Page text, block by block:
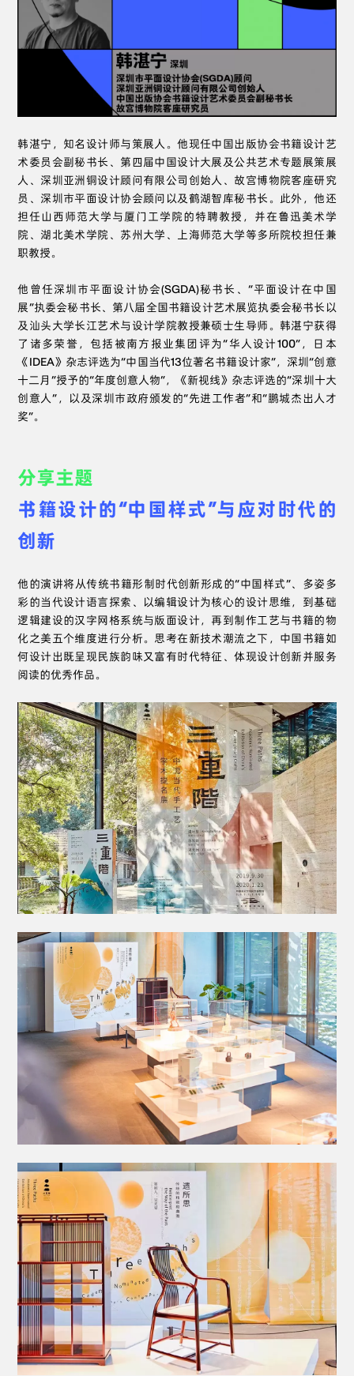
韩湛宁，知名设计师与策展人。他现任中国出版协会书籍设计艺
术委员会副秘书长、第四届中国设计大展及公共艺术专题展策展
人、深圳亚洲铜设计顾问有限公司创始人、故宫博物院客座研究
员、深圳市平面设计协会顾问以及鹤湖智库秘书长。此外，他还
担任山西师范大学与厦门工学院的特聘教授，并在鲁迅美术学
院、湖北美术学院、苏州大学、上海师范大学等多所院校担任兼
职教授。
他曾任深圳市平面设计协会(SGDA)秘书长、“平面设计在中国
展”执委会秘书长、第八届全国书籍设计艺术展览执委会秘书长以
及汕头大学长江艺术与设计学院教授兼硕士生导师。韩湛宁获得
了诸多荣誉，包括被南方报业集团评为“华人设计100”，日本
《IDEA》杂志评选为“中国当代13位著名书籍设计家”，深圳“创意
十二月”授予的“年度创意人物”，《新视线》杂志评选的“深圳十大
创意人”，以及深圳市政府颁发的“先进工作者”和“鹏城杰出人才
奖”。
分享主题
书籍设计的“中国样式”与应对时代的
创新
他的演讲将从传统书籍形制时代创新形成的“中国样式”、多姿多
彩的当代设计语言探索、以编辑设计为核心的设计思维，到基础
逻辑建设的汉字网格系统与版面设计，再到制作工艺与书籍的物
化之美五个维度进行分析。思考在新技术潮流之下，中国书籍如
何设计出既呈现民族韵味又富有时代特征、体现设计创新并服务
阅读的优秀作品。